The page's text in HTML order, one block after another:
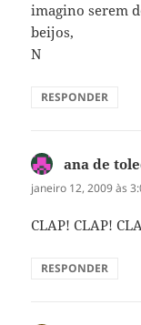
imagino serem
beijos,
N
RESPONDER
ana de
janeiro 12, 2009 às
CLAP! CLAP!
RESPONDER